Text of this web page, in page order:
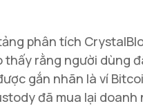
phân tích
thấy rằng người dùng
gắn nhãn là ví
đã mua lại doanh